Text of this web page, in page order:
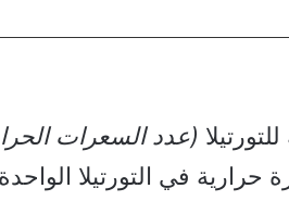
(عدد السعرات